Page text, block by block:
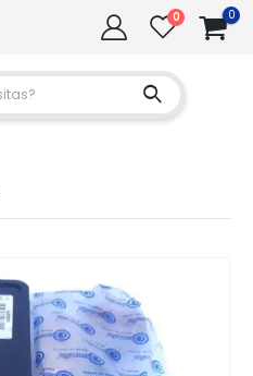
0 0